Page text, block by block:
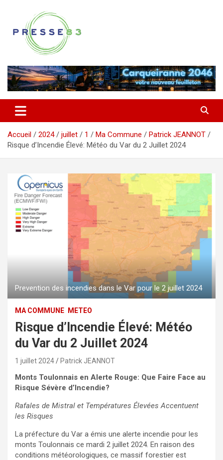
contenu
Presse 83
Accueil 2024 juillet 1 Ma Commune
Patrick JEANNOT
Risque d’Incendie Élevé: Météo du Var du 2 Juillet 2024
Prevention des incendies dans le Var pour le 2 juillet 2024
MA COMMUNE METEO
Risque d’Incendie Élevé: Météo
du Var du 2 Juillet 2024
1 juillet 2024 Patrick JEANNOT
Monts Toulonnais en Alerte Rouge: Que Faire Face au
Risque Sévère d’Incendie?
Rafales de Mistral et Températures Élevées Accentuent
les Risques
La préfecture du Var a émis une alerte incendie pour les
monts Toulonnais ce mardi 2 juillet 2024. En raison des
conditions météorologiques, ce massif forestier est